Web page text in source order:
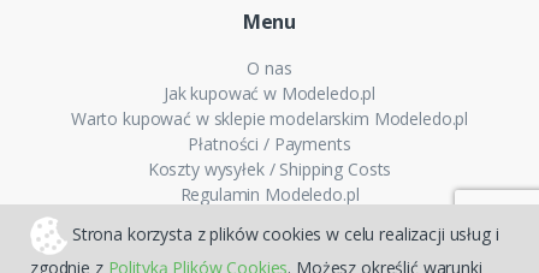
Strona korzysta z plików cookies w celu realizacji usług i
zgodnie z Polityką Plików Cookies. Możesz określić warunki
Menu
O nas
Jak kupować w Modeledo.pl
Warto kupować w sklepie modelarskim Modeledo.pl
Płatności / Payments
Koszty wysyłek / Shipping Costs
Regulamin Modeledo.pl
Polityka prywatności